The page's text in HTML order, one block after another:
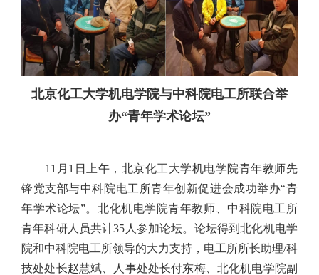
北京化工大学机电学院与中科院电工所联合举
办“青年学术论坛”
11月1日上午，北京化工大学机电学院青年教师先
锋党支部与中科院电工所青年创新促进会成功举办“青
年学术论坛”。北化机电学院青年教师、中科院电工所
青年科研人员共计35人参加论坛。论坛得到北化机电学
院和中科院电工所领导的大力支持，电工所所长助理/科
技处处长赵慧斌、人事处处长付东梅、北化机电学院副